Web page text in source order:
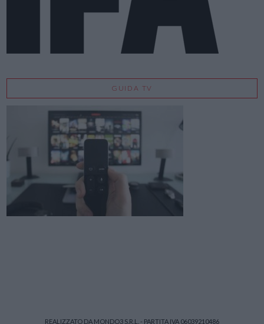
GUIDA TV
REALIZZATO DA MONDO3 S.R.L. - PARTITA IVA 06039210486